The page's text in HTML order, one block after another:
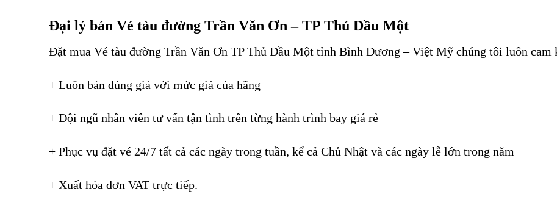
Đại lý bán Vé tàu đường Trần Văn Ơn – TP Thủ Dầu Một
Đặt mua Vé tàu đường Trần Văn Ơn TP Thủ Dầu Một tỉnh Bình Dương – Việt Mỹ chúng tôi luôn cam
+ Luôn bán đúng giá với mức giá của hãng
+ Đội ngũ nhân viên tư vấn tận tình trên từng hành trình bay giá rẻ
+ Phục vụ đặt vé 24/7 tất cả các ngày trong tuần, kể cả Chủ Nhật và các ngày lễ lớn trong năm
+ Xuất hóa đơn VAT trực tiếp.